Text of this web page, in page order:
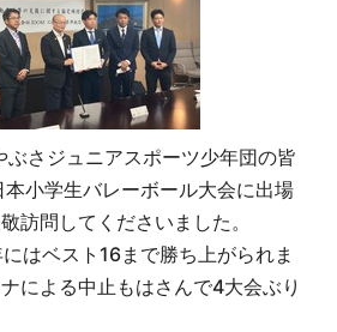
さジュニアスポーツ少年団の皆
小学生バレーボール大会に出場
訪問してくださいました。
はベスト16まで勝ち上がられま
による中止もはさんで4大会ぶり